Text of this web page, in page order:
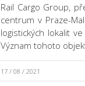
Rail Cargo Group,
centrum v Praze-
logistických lokalit
Význam tohoto
17 / 08 / 2021